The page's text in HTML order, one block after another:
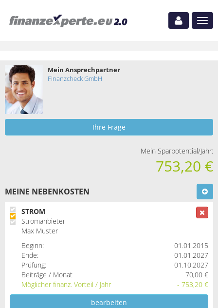
ein-/
Mein Ansprechpartner
Finanzcheck GmbH
Ihre Frage
Mein Sparpotential/Jahr:
753,20 €
MEINE NEBENKOSTEN
STROM
Stromanbieter
Max Muster
Beginn:
01.01.2015
Ende:
01.01.2027
Prüfung:
01.10.2027
Beiträge / Monat
70,00 €
Möglicher finanz. Vorteil / Jahr
- 753,20 €
bearbeiten